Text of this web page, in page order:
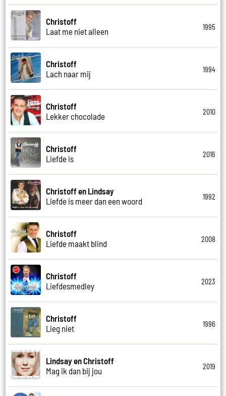
Christoff
Laat me niet alleen
1995
Christoff
Lach naar mij
1994
Christoff
Lekker chocolade
2010
Christoff
Liefde is
2016
Christoff en Lindsay
Liefde is meer dan een woord
1992
Christoff
Liefde maakt blind
2008
Christoff
Liefdesmedley
2023
Christoff
Lieg niet
1996
Lindsay en Christoff
Mag ik dan bij jou
2019